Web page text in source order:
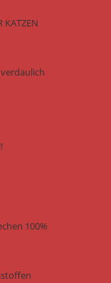
KATZEN
100%